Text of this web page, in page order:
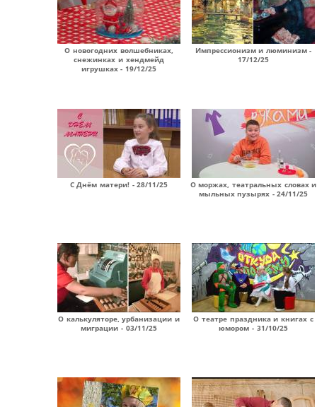
О новогодних волшебниках,
снежинках и хендмейд
игрушках - 19/12/25
Импрессионизм и люминизм -
17/12/25
С Днём матери! - 28/11/25
О моржах, театральных словах и
мыльных пузырях - 24/11/25
О калькуляторе, урбанизации и
миграции - 03/11/25
О театре праздника и книгах с
юмором - 31/10/25